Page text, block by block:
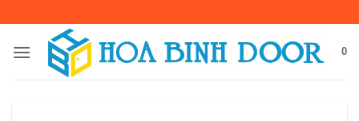
nội
0